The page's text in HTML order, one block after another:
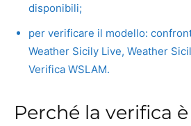
disponibili;
per verificare il modello:
Weather Sicily Live, Weather
Verifica WSLAM.
Perché la verifica